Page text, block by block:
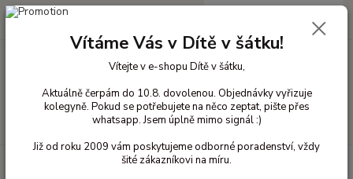
+420 603 818 836
0 Kč
Vlněné oblečení pro děti Legíny, kamaše a kalhoty vlna
Vítáme Vás v Dítě v šátku!
Vítejte v e-shopu Dítě v šátku,
Aktuálně čerpám do 10.8. dovolenou. Objednávky vyřizuje
kolegyně. Pokud se potřebujete na něco zeptat, pište přes
whatsapp. Jsem úplně mimo signál :)
Již od roku 2009 vám poskytujeme odborné poradenství, vždy
šité zákazníkovi na míru.